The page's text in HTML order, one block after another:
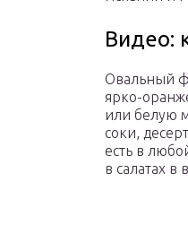
Видео:
Овальный
ярко-
или белую
соки,
есть в
в салатах в